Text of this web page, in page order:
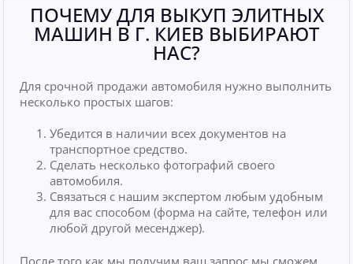
ПОЧЕМУ ДЛЯ ВЫКУП ЭЛИТНЫХ
МАШИН В Г. КИЕВ ВЫБИРАЮТ
НАС?
Для срочной продажи автомобиля нужно выполнить
несколько простых шагов:
Убедится в наличии всех документов на
транспортное средство.
Сделать несколько фотографий своего
автомобиля.
Связаться с нашим экспертом любым удобным
для вас способом (форма на сайте, телефон или
любой другой месенджер).